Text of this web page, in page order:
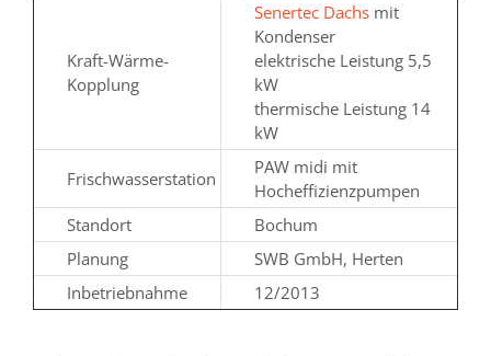
Kraft-Wärme-
Kopplung
Senertec Dachs mit
Kondenser
elektrische Leistung 5,5
kW
thermische Leistung 14
kW
Frischwasserstation
PAW midi mit
Hocheffizienzpumpen
Standort
Bochum
Planung
SWB GmbH, Herten
Inbetriebnahme
12/2013